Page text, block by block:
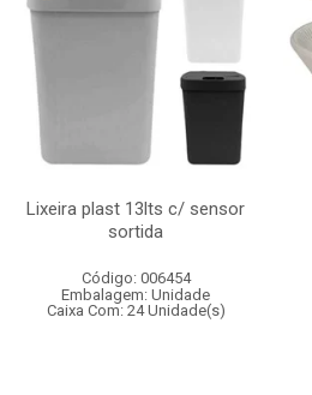
Lixeira plast 13lts c/ sensor
sortida
Código: 006454
Embalagem: Unidade
Caixa Com: 24 Unidade(s)